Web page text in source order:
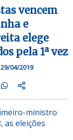
vencem
e
elege
pela 1ª vez
29/04/2019
ministro
as eleições